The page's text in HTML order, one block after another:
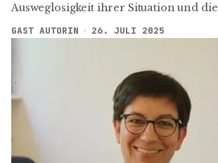
Ausweglosigkeit ihrer Situation und die
GAST AUTORIN 26. JULI 2025